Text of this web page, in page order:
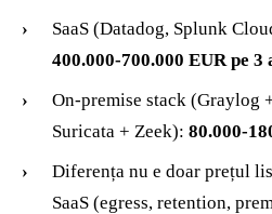
SaaS (Datadog, Splunk
400.000-700.000 EUR pe 3
On-premise stack (Graylog
Suricata + Zeek): 80.000-
Diferența nu e doar prețul
SaaS (egress, retention,